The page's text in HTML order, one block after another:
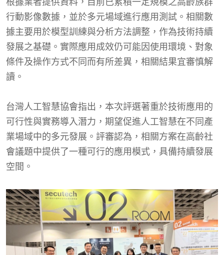
行動影像數據，並於多元場域進行應用測試。相關數
據主要用於模型訓練與分析方法調整，作為技術持續
發展之基礎。實際應用成效仍可能因使用環境、對象
條件及操作方式不同而有所差異，相關結果宜審慎解
讀。
台灣人工智慧協會指出，本次評選著重於技術應用的
可行性與實務導入潛力，期望促進人工智慧在不同產
業場域中的多元發展。評審認為，相關方案在高齡社
會議題中提供了一種可行的應用模式，具備持續發展
空間。